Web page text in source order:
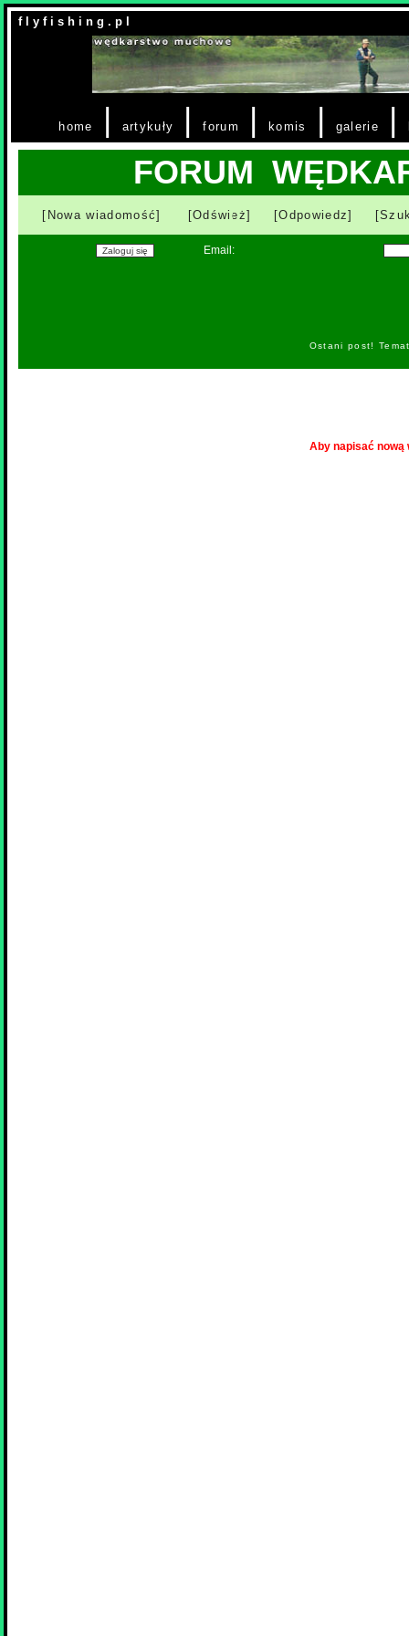
f l y f i s h i n g . p l
home | artykuły |forum | komis | galerie |
FORUM
[Nowa wiadomość] [Odśwież] [Odpowiedz]
Email:
Ostani post!
Aby napisać nową